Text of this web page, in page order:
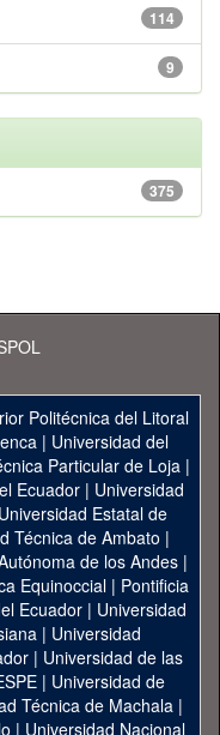
114
9
375
Politécnica del Litoral
| Universidad del
Particular de Loja|
Ecuador| Universidad
Universidad Estatal de
Técnica de Ambato |
de los Andes|
Equinoccial| Pontificia
Ecuador | Universidad
| Universidad
| Universidad de las
| Universidad de
Técnica de Machala|
| Universidad Nacional